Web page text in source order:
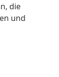
die
und